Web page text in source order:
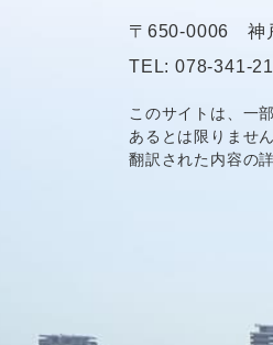
〒650-0006 神
TEL: 078-341-
このサイトは、一
あるとは限りませ
翻訳された内容の